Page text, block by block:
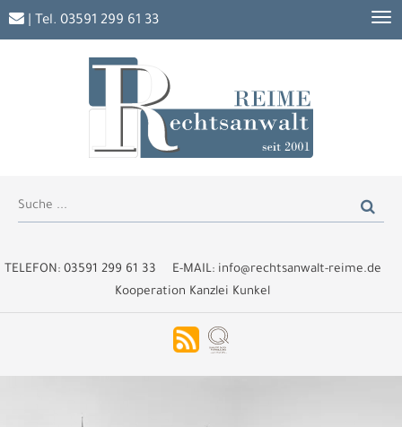
TELEFON: 03591 299 61 33 E-MAIL: info@rechtsanwalt-reime.de
Kooperation Kanzlei Kunkel
| Tel. 03591 299 61 33